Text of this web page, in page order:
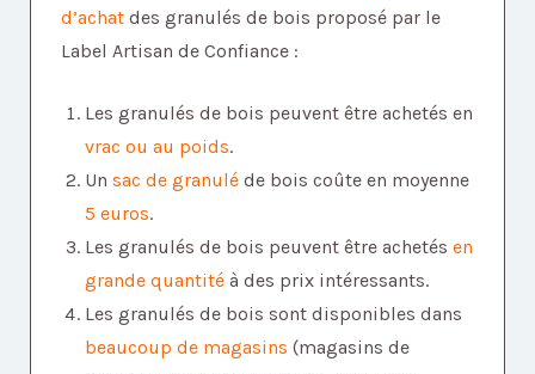
d’achat des granulés de bois proposé par le
Label Artisan de Confiance :
Les granulés de bois peuvent être achetés en
vrac ou au poids.
Un sac de granulé de bois coûte en moyenne
5 euros.
Les granulés de bois peuvent être achetés en
grande quantité à des prix intéressants.
Les granulés de bois sont disponibles dans
beaucoup de magasins (magasins de